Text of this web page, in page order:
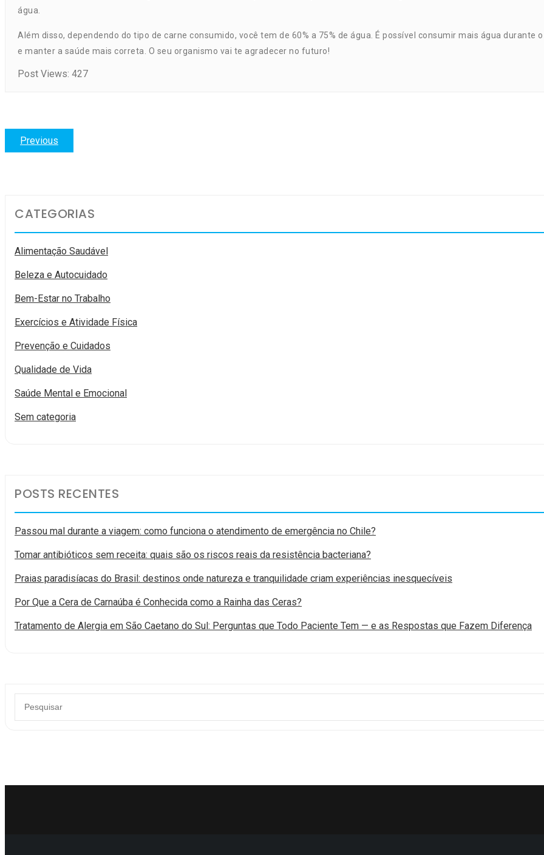
água.
Além disso, dependendo do tipo de carne consumido, você tem de 60% a 75% de água. É possível consumir mais água
e manter a saúde mais correta. O seu organismo vai te agradecer no futuro!
Post Views: 427
Navegação
Previous
post:
CATEGORIAS
Alimentação Saudável
Beleza e Autocuidado
Bem-Estar no Trabalho
Exercícios e Atividade Física
Prevenção e Cuidados
Qualidade de Vida
Saúde Mental e Emocional
Sem categoria
POSTS RECENTES
Passou mal durante a viagem: como funciona o atendimento de emergência no Chile?
Tomar antibióticos sem receita: quais são os riscos reais da resistência bacteriana?
Praias paradisíacas do Brasil: destinos onde natureza e tranquilidade criam experiências inesquecíveis
Por Que a Cera de Carnaúba é Conhecida como a Rainha das Ceras?
Tratamento de Alergia em São Caetano do Sul: Perguntas que Todo Paciente Tem — e as Respostas que Fazem Diferença